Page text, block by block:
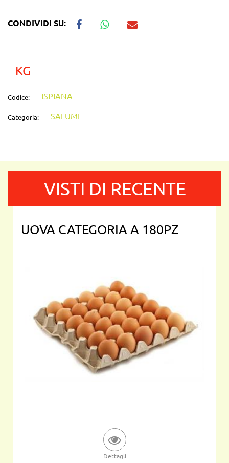
CONDIVIDI SU:
KG
Codice: ISPIANA
Categoria: SALUMI
VISTI DI RECENTE
UOVA CATEGORIA A 180PZ
Dettagli